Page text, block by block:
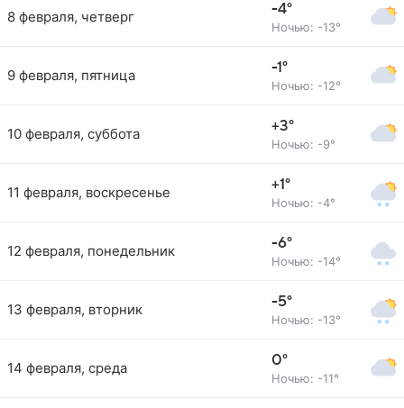
8 февраля, четверг -4°
Ночью: -13°
9 февраля, пятница -1°
Ночью: -12°
10 февраля, суббота +3°
Ночью: -9°
11 февраля, воскресенье +1°
Ночью: -4°
12 февраля, понедельник -6°
Ночью: -14°
13 февраля, вторник -5°
Ночью: -13°
14 февраля, среда 0°
Ночью: -11°